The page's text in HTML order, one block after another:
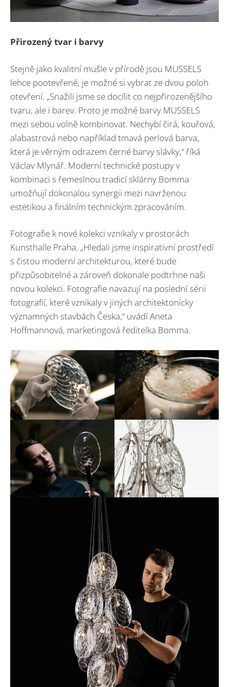
Přirozený tvar i barvy
Stejně jako kvalitní mušle v přírodě jsou MUSSELS
lehce pootevřené, je možné si vybrat ze dvou poloh
otevření. „Snažili jsme se docílit co nejpřirozenějšího
tvaru, ale i barev. Proto je možné barvy MUSSELS
mezi sebou volně kombinovat. Nechybí čirá, kouřová,
alabastrová nebo například tmavá perlová barva,
která je věrným odrazem černé barvy slávky,“ říká
Václav Mlynář. Moderní technické postupy v
kombinaci s řemeslnou tradicí sklárny Bomma
umožňují dokonalou synergii mezi navrženou
estetikou a finálním technickým zpracováním.
Fotografie k nové kolekci vznikaly v prostorách
Kunsthalle Praha. „Hledali jsme inspirativní prostředí
s čistou moderní architekturou, které bude
přizpůsobitelné a zároveň dokonale podtrhne naši
novou kolekci. Fotografie navazují na poslední sérii
fotografií, které vznikaly v jiných architektonicky
významných stavbách Česka,“ uvádí Aneta
Hoffmannová, marketingová ředitelka Bomma.